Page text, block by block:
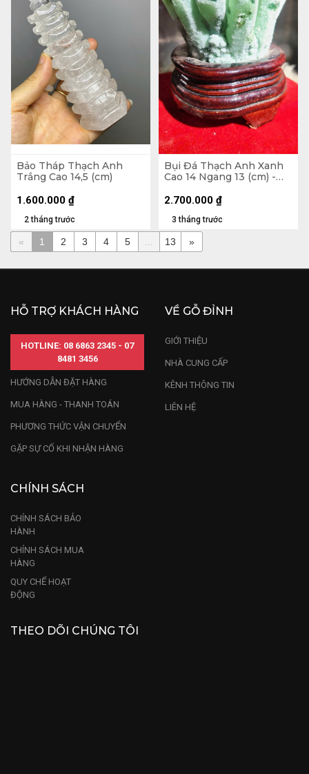
Bảo Tháp Thạch Anh
Trắng Cao 14,5 (cm)
2 tháng trước
1.600.000 ₫
Bụi Đá Thạch Anh Xanh
Cao 14 Ngang 13 (cm) -
3 tháng trước
2.700.000 ₫
« 1 2 3 4 5 ... 13 »
HỖ TRỢ KHÁCH HÀNG
HOTLINE: 08 6863 2345 - 07
8481 3456
HƯỚNG DẪN ĐẶT HÀNG
MUA HÀNG - THANH TOÁN
PHƯƠNG THỨC VẬN CHUYỂN
GẶP SỰ CỐ KHI NHẬN HÀNG
VỀ GỖ ĐỈNH
GIỚI THIỆU
NHÀ CUNG CẤP
KÊNH THÔNG TIN
LIÊN HỆ
CHÍNH SÁCH
CHÍNH SÁCH BẢO
HÀNH
CHÍNH SÁCH MUA
HÀNG
QUY CHẾ HOẠT
ĐỘNG
THEO DÕI CHÚNG TÔI